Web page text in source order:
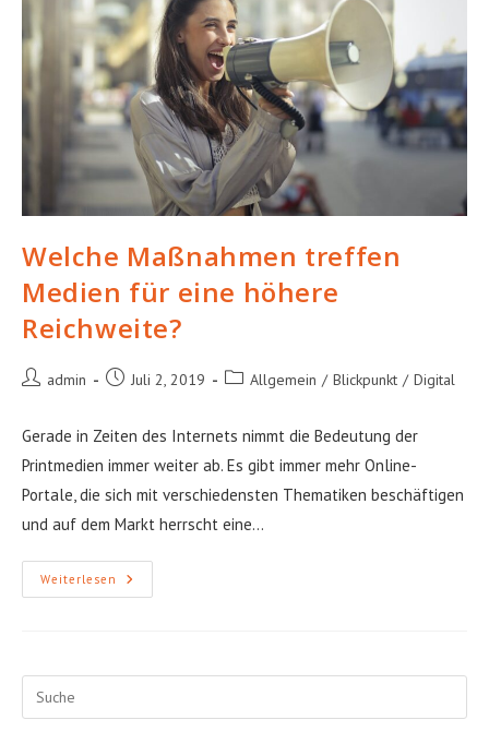
Welche Maßnahmen treffen
Medien für eine höhere
Reichweite?
Beitrags-
admin
BeitragJuli 2, 2019
Beitrags-
Allgemein / Blickpunkt / Digital
Gerade in Zeiten des Internets nimmt die Bedeutung der
Printmedien immer weiter ab. Es gibt immer mehr Online-
Portale, die sich mit verschiedensten Thematiken beschäftigen
und auf dem Markt herrscht eine…
Weiterlesen Welche
Maßnahmen
Höhere